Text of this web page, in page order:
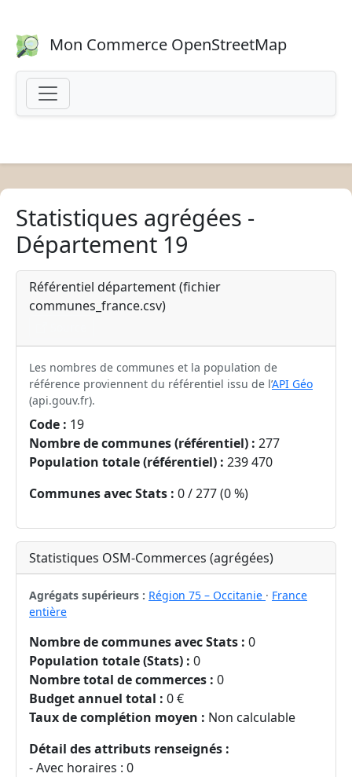
Mon Commerce OpenStreetMap
Statistiques agrégées -
Département 19
Référentiel département (fichier
communes_france.csv)
Les nombres de communes et la population de
référence proviennent du référentiel issu de l’API Géo
(api.gouv.fr).
Code : 19
Nombre de communes (référentiel) : 277
Population totale (référentiel) : 239 470
Communes avec Stats : 0 / 277 (0 %)
Statistiques OSM-Commerces (agrégées)
Agrégats supérieurs : Région 75 – Occitanie · France
entière
Nombre de communes avec Stats : 0
Population totale (Stats) : 0
Nombre total de commerces : 0
Budget annuel total : 0 €
Taux de complétion moyen : Non calculable
Détail des attributs renseignés :
- Avec horaires : 0